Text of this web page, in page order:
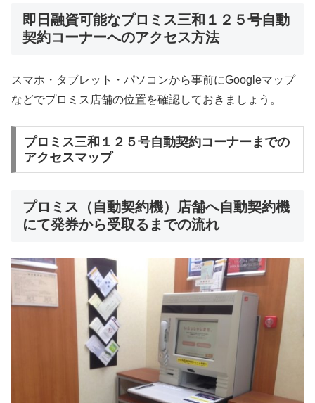
即日融資可能なプロミス三和１２５号自動
契約コーナーへのアクセス方法
スマホ・タブレット・パソコンから事前にGoogleマップ
などでプロミス店舗の位置を確認しておきましょう。
プロミス三和１２５号自動契約コーナーまでの
アクセスマップ
プロミス（自動契約機）店舗へ自動契約機
にて発券から受取るまでの流れ